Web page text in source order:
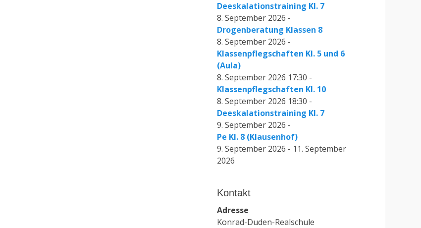
Deeskalationstraining Kl. 7
8. September 2026 -
Drogenberatung Klassen 8
8. September 2026 -
Klassenpflegschaften Kl. 5 und 6
(Aula)
8. September 2026 17:30 -
Klassenpflegschaften Kl. 10
8. September 2026 18:30 -
Deeskalationstraining Kl. 7
9. September 2026 -
Pe Kl. 8 (Klausenhof)
9. September 2026 - 11. September
2026
Kontakt
Adresse
Konrad-Duden-Realschule